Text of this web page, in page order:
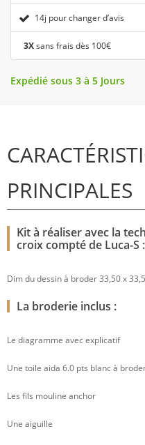
14j pour changer d’avis
3Xsans frais dès 100€
Expédié sous 3 à 5 Jours
PRINCIPALES
Kit à réaliser avec la
croix compté de Luca-S :
Dim du dessin à broder 33,50 x
La broderie inclus :
Le diagramme avec explicatif
Une toile aida 6.0 pts blanc à
Les fils mouline anchor
Une aiguille